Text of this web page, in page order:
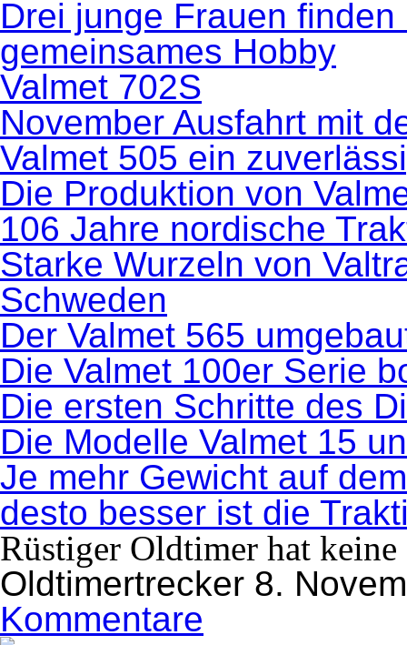
Drei junge Frauen
gemeinsames Hobby
Valmet 702S
November Ausfahrt mit
Valmet 505 ein
Die Produktion von
106 Jahre nordische
Starke Wurzeln von
Schweden
Der Valmet 565
Die Valmet 100er Serie
Die ersten Schritte des
Die Modelle Valmet 15
Je mehr Gewicht auf
desto besser ist die
Rüstiger Oldtimer hat
Oldtimertrecker 8.
KommentareOldtimer